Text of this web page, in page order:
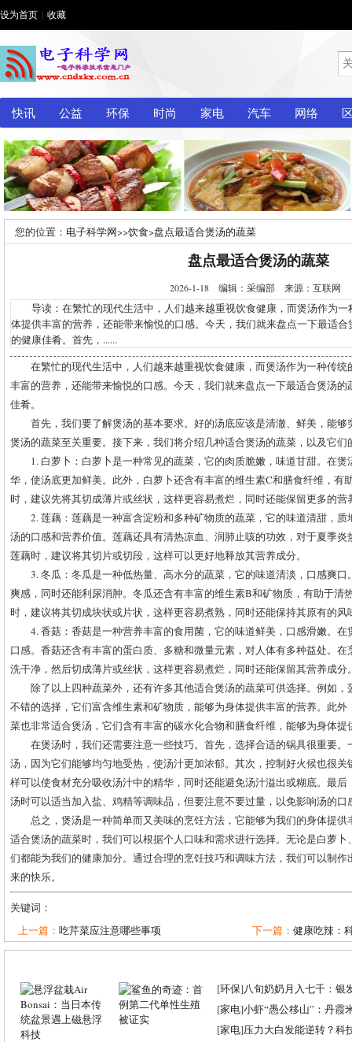
设为首页 收藏
快讯 公益 环保 时尚 家电 汽车 网络
您的位置： 电子科学网>>饮食>盘点最适合煲汤的蔬菜
盘点最适合煲汤的蔬菜
2026-1-18 编辑：采编部 来源：互联网
导读：在繁忙的现代生活中，人们越来越重视饮食健康，而煲汤作为一
体提供丰富的营养，还能带来愉悦的口感。今天，我们就来盘点一下最适
的健康佳肴。首先，......
在繁忙的现代生活中，人们越来越重视饮食健康，而煲汤作为一种传
丰富的营养，还能带来愉悦的口感。今天，我们就来盘点一下最适合煲汤
佳肴。
首先，我们要了解煲汤的基本要求。好的汤底应该是清澈、鲜美，能
煲汤的蔬菜至关重要。接下来，我们将介绍几种适合煲汤的蔬菜，以及它
1. 白萝卜：白萝卜是一种常见的蔬菜，它的肉质脆嫩，味道甘甜。在
华，使汤底更加鲜美。此外，白萝卜还含有丰富的维生素C和膳食纤维，有
时，建议先将其切成薄片或丝状，这样更容易煮烂，同时还能保留更多的营
2. 莲藕：莲藕是一种富含淀粉和多种矿物质的蔬菜，它的味道清甜，
汤的口感和营养价值。莲藕还具有清热凉血、润肺止咳的功效，对于夏季
莲藕时，建议将其切片或切段，这样可以更好地释放其营养成分。
3. 冬瓜：冬瓜是一种低热量、高水分的蔬菜，它的味道清淡，口感爽
爽感，同时还能利尿消肿。冬瓜还含有丰富的维生素B和矿物质，有助于清
时，建议将其切成块状或片状，这样更容易煮熟，同时还能保持其原有的风
4. 香菇：香菇是一种营养丰富的食用菌，它的味道鲜美，口感滑嫩。
口感。香菇还含有丰富的蛋白质、多糖和微量元素，对人体有多种益处。
洗干净，然后切成薄片或丝状，这样更容易煮烂，同时还能保留其营养成分
除了以上四种蔬菜外，还有许多其他适合煲汤的蔬菜可供选择。例如
不错的选择，它们富含维生素和矿物质，能够为身体提供丰富的营养。此
菜也非常适合煲汤，它们含有丰富的碳水化合物和膳食纤维，能够为身体提
在煲汤时，我们还需要注意一些技巧。首先，选择合适的锅具很重要
汤，因为它们能够均匀地受热，使汤汁更加浓郁。其次，控制好火候也很
样可以使食材充分吸收汤汁中的精华，同时还能避免汤汁溢出或糊底。最
汤时可以适当加入盐、鸡精等调味品，但要注意不要过量，以免影响汤的口
总之，煲汤是一种简单而又美味的烹饪方法，它能够为我们的身体提
适合煲汤的蔬菜时，我们可以根据个人口味和需求进行选择。无论是白萝
们都能为我们的健康加分。通过合理的烹饪技巧和调味方法，我们可以制
来的快乐。
关键词：
上一篇： 吃芹菜应注意哪些事项 下一篇： 健康吃辣：
[环保]八旬奶奶月入七千：银
[家电]小虾“愚公移山”：丹霞
[家电]压力大白发能逆转？科